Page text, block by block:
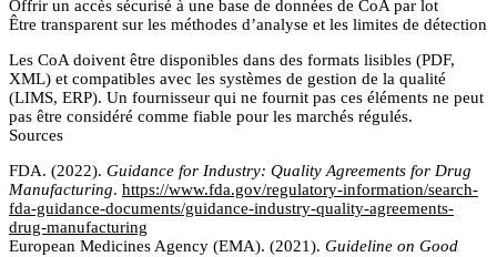
Offrir un accès sécurisé à une base de données de CoA par lot
Être transparent sur les méthodes d’analyse et les limites de détection
Les CoA doivent être disponibles dans des formats lisibles (PDF,
XML) et compatibles avec les systèmes de gestion de la qualité
(LIMS, ERP). Un fournisseur qui ne fournit pas ces éléments ne peut
pas être considéré comme fiable pour les marchés régulés.
Sources
FDA. (2022). Guidance for Industry: Quality Agreements for Drug
Manufacturing. https://www.fda.gov/regulatory-information/search-
fda-guidance-documents/guidance-industry-quality-agreements-
drug-manufacturing
European Medicines Agency (EMA). (2021). Guideline on Good